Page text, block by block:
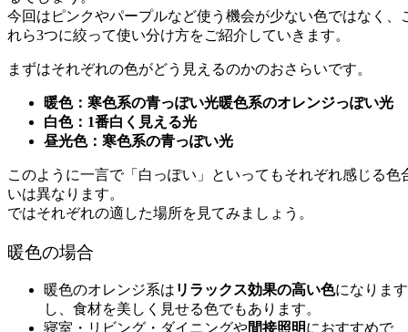
今回はピンクやパープルなど使う機会が少ない色ではなく、
れら3つに絞って使い分け方をご紹介していきます。
まずはそれぞれの色がどう見えるのかのおさらいです。
暖色：寒色系の青っぽい光暖色系のオレンジっぽい光
白色：1番白く見える光
昼光色：寒色系の青っぽい光
このように一言で「白っぽい」といってもそれぞれ感じる色
いは異なります。
ではそれぞれの適した場所を見てみましょう。
暖色の場合
暖色のオレンジ系は リラックス効果の高い色になります
し、食材を美しく見せる色でもあります。
寝室・リビング・ダイニングや間接照明におすすめで